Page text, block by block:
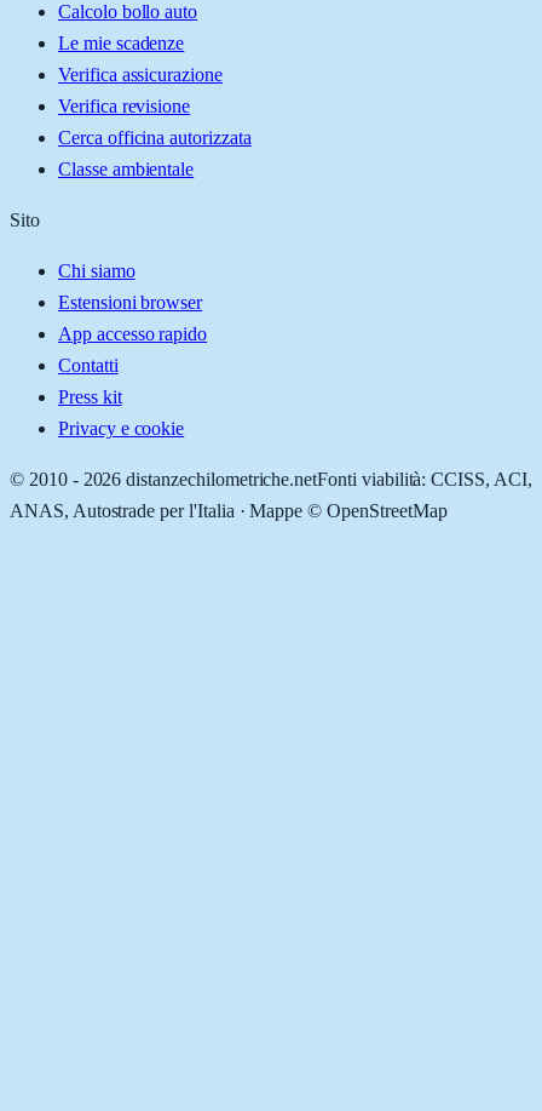
Calcolo bollo auto
Le mie scadenze
Verifica assicurazione
Verifica revisione
Cerca officina autorizzata
Classe ambientale
Sito
Chi siamo
Estensioni browser
App accesso rapido
Contatti
Press kit
Privacy e cookie
© 2010 - 2026 distanzechilometriche.netFonti viabilità: CCISS, ACI,
ANAS, Autostrade per l'Italia · Mappe © OpenStreetMap